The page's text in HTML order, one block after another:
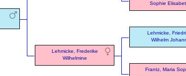
Sophie
Lehmicke, Frederike
Wilhelmine
Lehmicke,
Wilhelm
Frantz, Maria